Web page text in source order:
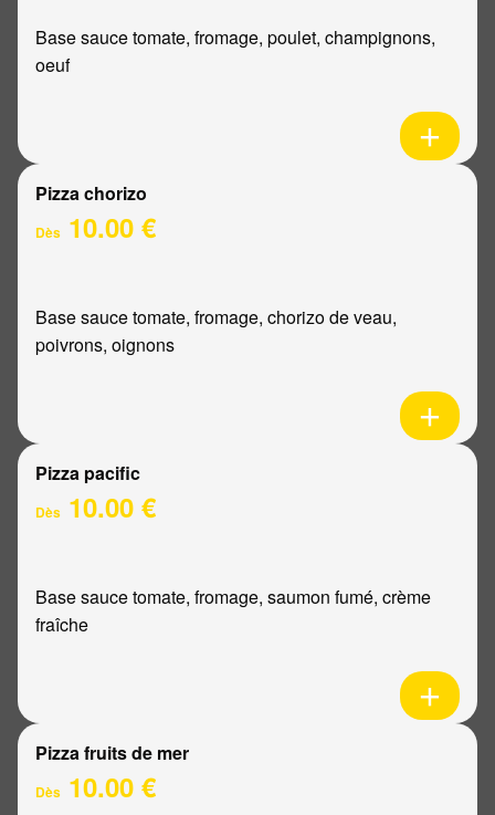
Base sauce tomate, fromage, poulet, champignons,
oeuf
Pizza chorizo
Dès 10.00 €
Base sauce tomate, fromage, chorizo de veau,
poivrons, oignons
Pizza pacific
Dès 10.00 €
Base sauce tomate, fromage, saumon fumé, crème
fraîche
Pizza fruits de mer
Dès 10.00 €